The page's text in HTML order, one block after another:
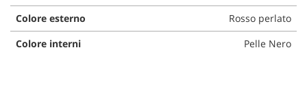
Colore esterno
Rosso perlato
Colore interni
Pelle Nero